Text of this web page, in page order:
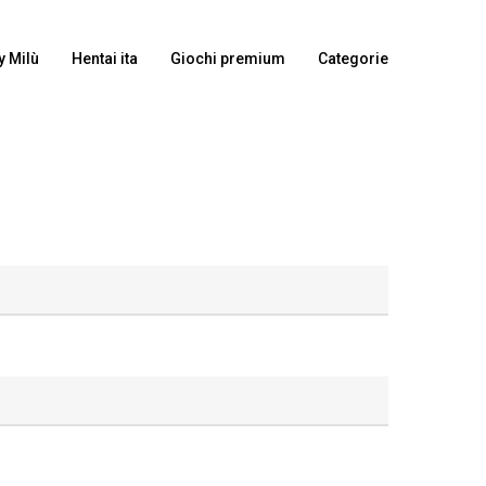
Milù Hentai ita Giochi premium Categorie